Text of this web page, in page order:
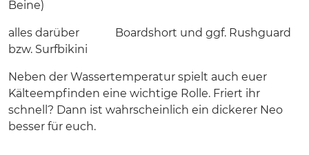
Beine)
alles darüber Boardshort und ggf. Rushguard
bzw. Surfbikini
Neben der Wassertemperatur spielt auch euer
Kälteempfinden eine wichtige Rolle. Friert ihr
schnell? Dann ist wahrscheinlich ein dickerer Neo
besser für euch.